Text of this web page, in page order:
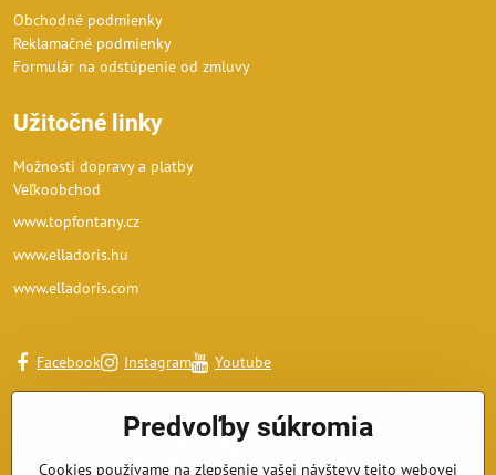
Obchodné podmienky
Reklamačné podmienky
Formulár na odstúpenie od zmluvy
Užitočné linky
Možnosti dopravy a platby
Veľkoobchod
www.topfontany.cz
www.elladoris.hu
www.elladoris.com
Facebook Instagram Youtube
Predvoľby súkromia
Cookies používame na zlepšenie vašej návštevy tejto webovej